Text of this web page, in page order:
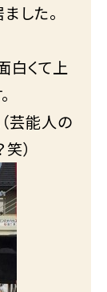
した。
白くて上
芸能人の
）